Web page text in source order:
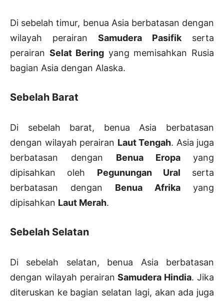
Di sebelah timur, benua Asia berbatasan dengan
wilayah perairan Samudera Pasifikserta
perairan Selat Bering yang memisahkan Rusia
bagian Asia dengan Alaska.
Sebelah Barat
Di sebelah barat, benua Asia berbatasan
dengan wilayah perairan Laut Tengah. Asia juga
berbatasan dengan Benua Eropa yang
dipisahkan oleh Pegunungan Ural serta
berbatasan dengan Benua Afrika yang
dipisahkan Laut Merah.
Sebelah Selatan
Di sebelah selatan, benua Asia berbatasan
dengan wilayah perairanSamudera Hindia. Jika
diteruskan ke bagian selatan lagi, akan ada juga